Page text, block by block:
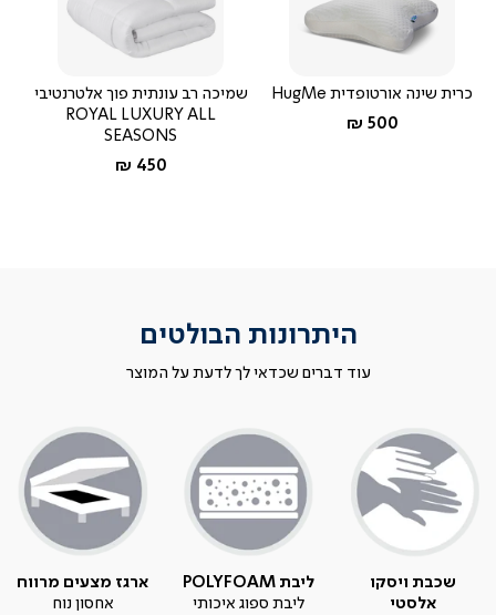
כרית שינה אורטופדית HugMe
החל מ-
500 ₪
שמיכה רב עונתית פוך אלטרנטיבי
ROYAL LUXURY ALL
SEASONS
החל מ-
450 ₪
היתרונות הבולטים
עוד דברים שכדאי לך לדעת על המוצר
שכבת ויסקו
אלסטי
ליבת POLYFOAM
ליבת ספוג איכותי
ארגז מצעים מרווח
אחסון נוח